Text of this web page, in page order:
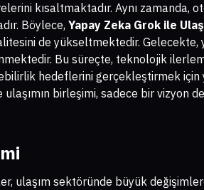
kısaltmaktadır. Aynı zamanda,
Böylece, Yapay Zeka Grok ile
de yükseltmektedir.
Bu süreçte, teknolojik
hedeflerini gerçekleştirmek için
birleşimi, sadece bir vizyon
ulaşım sektöründe büyük